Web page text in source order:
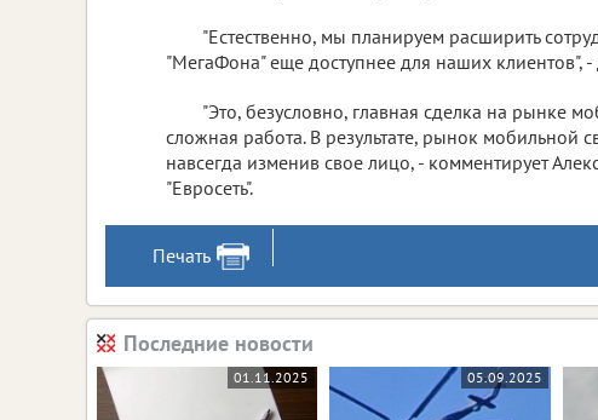
"Естественно, мы планируем расширить
"МегаФона" еще доступнее для наших клиентов",
"Это, безусловно, главная сделка на рынке
сложная работа. В результате, рынок мобильной
навсегда изменив свое лицо, - комментирует
"Евросеть".
Печать
Последние новости
01.11.2025 05.09.2025